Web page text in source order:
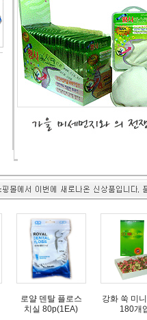
로얄 덴탈 플로스
치실 80p(1EA)
강화 쑥 미
180개